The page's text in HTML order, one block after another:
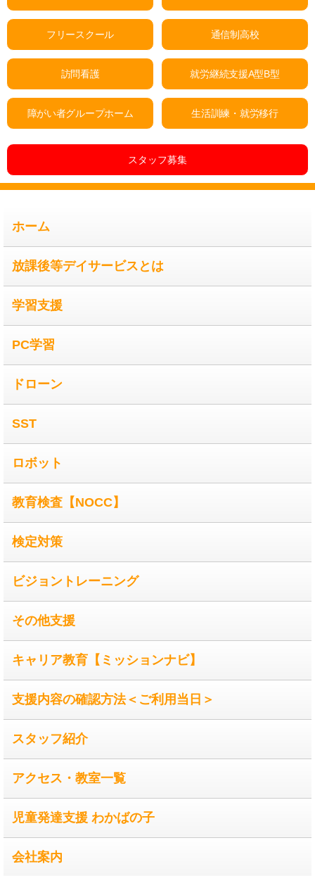
フリースクール 通信制高校
訪問看護 就労継続支援A型B型
障がい者グループホーム 生活訓練・就労移行
スタッフ募集
ホーム
放課後等デイサービスとは
学習支援
PC学習
ドローン
SST
ロボット
教育検査【NOCC】
検定対策
ビジョントレーニング
その他支援
キャリア教育【ミッションナビ】
支援内容の確認方法＜ご利用当日＞
スタッフ紹介
アクセス・教室一覧
児童発達支援 わかばの子
会社案内